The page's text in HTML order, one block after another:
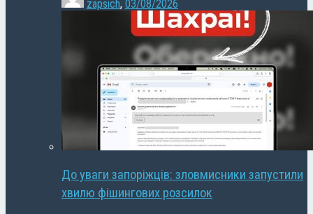
zapsich, 03/08/2026
До уваги запоріжців: зловмисники запустили
хвилю фішингових розсилок